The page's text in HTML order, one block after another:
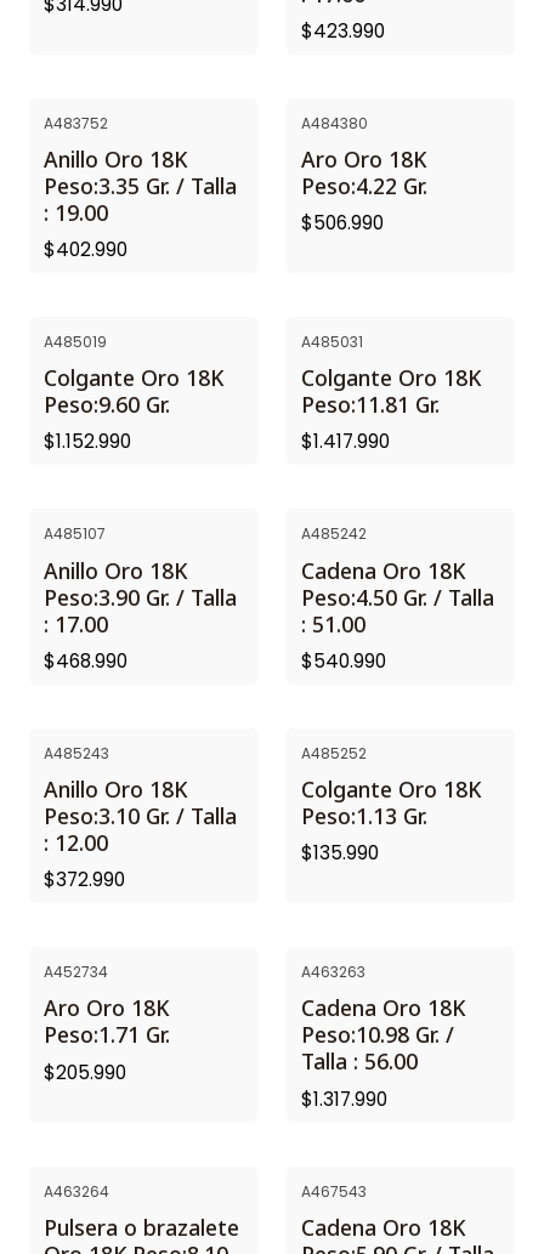
$423.990
A483752
Anillo Oro 18K
Peso:3.35 Gr. / Talla
: 19.00
$402.990
A484380
Aro Oro 18K
Peso:4.22 Gr.
$506.990
A485019
Colgante Oro 18K
Peso:9.60 Gr.
$1.152.990
A485031
Colgante Oro 18K
Peso:11.81 Gr.
$1.417.990
A485107
Anillo Oro 18K
Peso:3.90 Gr. / Talla
: 17.00
$468.990
A485242
Cadena Oro 18K
Peso:4.50 Gr. / Talla
: 51.00
$540.990
A485243
Anillo Oro 18K
Peso:3.10 Gr. / Talla
: 12.00
$372.990
A485252
Colgante Oro 18K
Peso:1.13 Gr.
$135.990
A452734
Aro Oro 18K
Peso:1.71 Gr.
$205.990
A463263
Cadena Oro 18K
Peso:10.98 Gr. /
Talla : 56.00
$1.317.990
A463264
Pulsera o brazalete
A467543
Cadena Oro 18K